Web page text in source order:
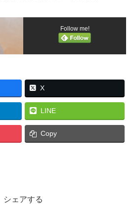
Follow me!
X
LINE
Copy
シェアする